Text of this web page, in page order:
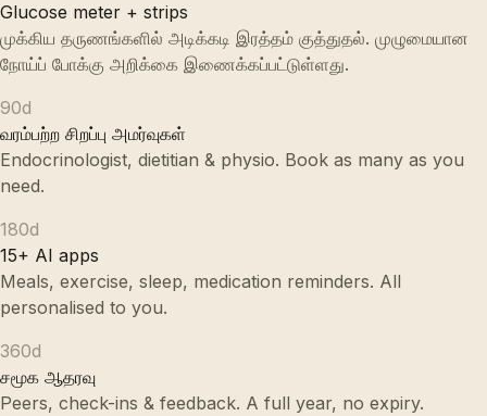
Glucose meter + strips
முக்கிய தருணங்களில் அடிக்கடி இரத்தம் குத்துதல். முழுமையான
நோய்ப் போக்கு அறிக்கை இணைக்கப்பட்டுள்ளது.
90d
வரம்பற்ற சிறப்பு அமர்வுகள்
Endocrinologist, dietitian & physio. Book as many as you
need.
180d
15+ AI apps
Meals, exercise, sleep, medication reminders. All
personalised to you.
360d
சமூக ஆதரவு
Peers, check-ins & feedback. A full year, no expiry.